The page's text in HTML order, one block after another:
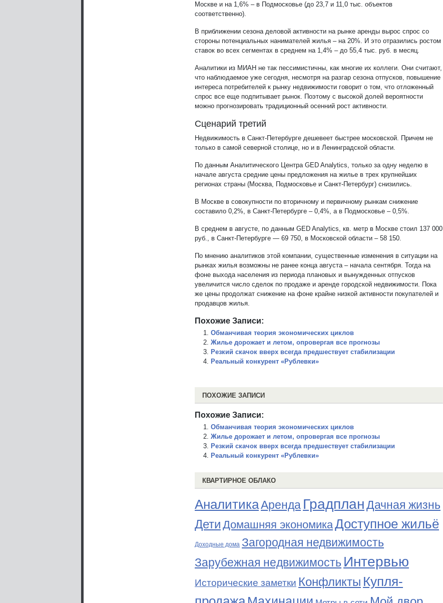
Москве и на 1,6% – в Подмосковье (до 23,7 и 11,0 тыс. объектов
соответственно).
В приближении сезона деловой активности на рынке аренды вырос спрос со
стороны потенциальных нанимателей жилья – на 20%. И это отразились ростом
ставок во всех сегментах в среднем на 1,4% – до 55,4 тыс. руб. в месяц.
Аналитики из МИАН не так пессимистичны, как многие их коллеги. Они считают,
что наблюдаемое уже сегодня, несмотря на разгар сезона отпусков, повышение
интереса потребителей к рынку недвижимости говорит о том, что отложенный
спрос все еще подпитывает рынок. Поэтому с высокой долей вероятности
можно прогнозировать традиционный осенний рост активности.
Сценарий третий
Недвижимость в Санкт-Петербурге дешевеет быстрее московской. Причем не
только в самой северной столице, но и в Ленинградской области.
По данным Аналитического Центра GED Analytics, только за одну неделю в
начале августа средние цены предложения на жилье в трех крупнейших
регионах страны (Москва, Подмосковье и Санкт-Петербург) снизились.
В Москве в совокупности по вторичному и первичному рынкам снижение
составило 0,2%, в Санкт-Петербурге – 0,4%, а в Подмосковье – 0,5%.
В среднем в августе, по данным GED Analytics, кв. метр в Москве стоил 137 000
руб., в Санкт-Петербурге — 69 750, в Московской области – 58 150.
По мнению аналитиков этой компании, существенные изменения в ситуации на
рынках жилья возможны не ранее конца августа – начала сентября. Тогда на
фоне выхода населения из периода плановых и вынужденных отпусков
увеличится число сделок по продаже и аренде городской недвижимости. Пока
же цены продолжат снижение на фоне крайне низкой активности покупателей и
продавцов жилья.
Похожие Записи:
Обманчивая теория экономических циклов
Жилье дорожает и летом, опровергая все прогнозы
Резкий скачок вверх всегда предшествует стабилизации
Реальный конкурент «Рублевки»
ПОХОЖИЕ ЗАПИСИ
Похожие Записи:
Обманчивая теория экономических циклов
Жилье дорожает и летом, опровергая все прогнозы
Резкий скачок вверх всегда предшествует стабилизации
Реальный конкурент «Рублевки»
КВАРТИРНОЕ ОБЛАКО
АналитикаАренда ГрадпланДачная жизнь
Дети Домашняя экономикаДоступное жильё
Доходные дома Загородная недвижимость
Зарубежная недвижимость Интервью
Исторические заметки Конфликты Купля-